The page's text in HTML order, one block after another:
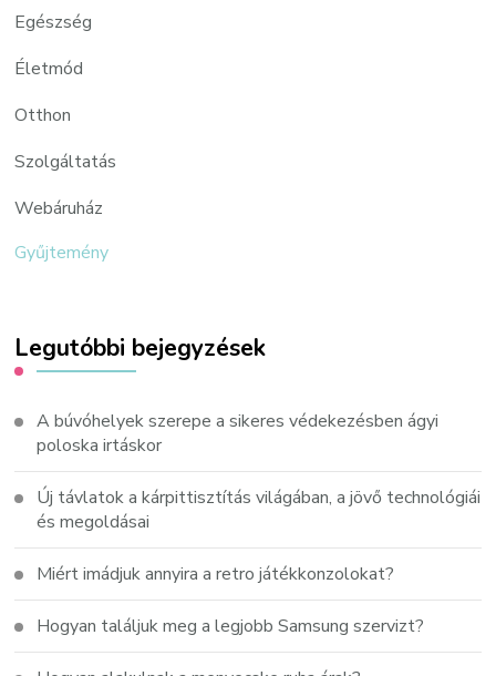
Egészség
Életmód
Otthon
Szolgáltatás
Webáruház
Gyűjtemény
Legutóbbi bejegyzések
A búvóhelyek szerepe a sikeres védekezésben ágyi
poloska irtáskor
Új távlatok a kárpittisztítás világában, a jövő technológiái
és megoldásai
Miért imádjuk annyira a retro játékkonzolokat?
Hogyan találjuk meg a legjobb Samsung szervizt?